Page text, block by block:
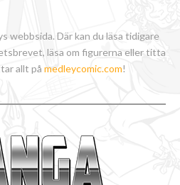
webbsida. Där kan du läsa tidigare
läsa om figurerna eller titta
allt på medleycomic.com!